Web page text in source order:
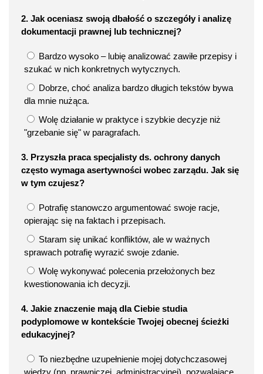
2. Jak oceniasz swoją dbałość o szczegóły i analizę
dokumentacji prawnej lub technicznej?
Bardzo wysoko – lubię analizować zawiłe przepisy i
szukać w nich konkretnych wytycznych.
Dobrze, choć analiza bardzo długich tekstów bywa
dla mnie nużąca.
Wolę działanie w praktyce i szybkie decyzje niż
"grzebanie się" w paragrafach.
3. Przyszła praca specjalisty ds. ochrony danych
często wymaga asertywności wobec zarządu. Jak się
w tym czujesz?
Potrafię stanowczo argumentować swoje racje,
opierając się na faktach i przepisach.
Staram się unikać konfliktów, ale w ważnych
sprawach potrafię wyrazić swoje zdanie.
Wolę wykonywać polecenia przełożonych bez
kwestionowania ich decyzji.
4. Jakie znaczenie mają dla Ciebie studia
podyplomowe w kontekście Twojej obecnej ścieżki
edukacyjnej?
To niezbędne uzupełnienie mojej dotychczasowej